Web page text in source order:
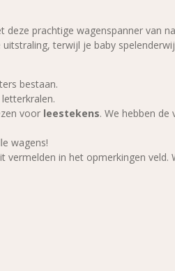
prachtige wagenspanner van
terwijl je baby
bestaan.
voor leestekens. We hebben de
wagens!
vermelden in het opmerkingen veld.